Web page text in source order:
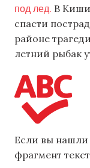
под лед. В
спасти
районе
летний рыбак
Если вы нашли
фрагмент